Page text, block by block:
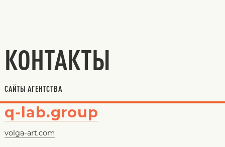
КОНТАКТЫ
САЙТЫ АГЕНТСТВА
q-lab.group
volga-art.com